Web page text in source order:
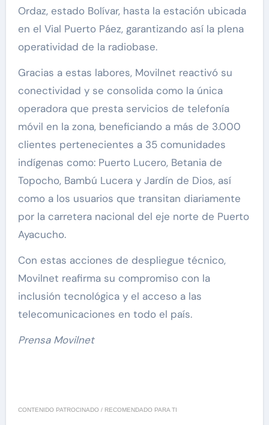
Ordaz, estado Bolívar, hasta la estación ubicada
en el Vial Puerto Páez, garantizando así la plena
operatividad de la radiobase.
Gracias a estas labores, Movilnet reactivó su
conectividad y se consolida como la única
operadora que presta servicios de telefonía
móvil en la zona, beneficiando a más de 3.000
clientes pertenecientes a 35 comunidades
indígenas como: Puerto Lucero, Betania de
Topocho, Bambú Lucera y Jardín de Dios, así
como a los usuarios que transitan diariamente
por la carretera nacional del eje norte de Puerto
Ayacucho.
Con estas acciones de despliegue técnico,
Movilnet reafirma su compromiso con la
inclusión tecnológica y el acceso a las
telecomunicaciones en todo el país.
Prensa Movilnet
CONTENIDO PATROCINADO / RECOMENDADO PARA TI